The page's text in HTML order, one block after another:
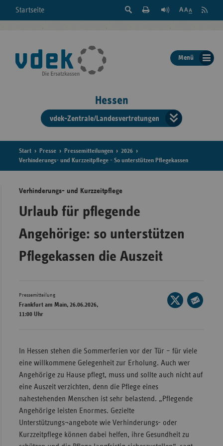
Startseite
Suche
der
Seite
Feed
Menü
Hessen
vdek-Zentrale/Landesvertretungen
der
Start Presse Pressemitteilungen
2026
Verhinderungs- und Kurzzeitpflege - So unterstützen Pflegekassen
Verhinderungs- und Kurzzeitpflege
Urlaub für pflegende
Angehörige: so unterstützen
Pflegekassen die Auszeit
Pressemitteilung
Frankfurt am Main, 26.06.2026,
11:00 Uhr
Seite
auf
Mail
In Hessen stehen die Sommerferien vor der Tür – für viele
eine willkommene Gelegenheit zur Erholung. Auch wer
Angehörige zu Hause pflegt, muss und sollte auch nicht auf
eine Auszeit verzichten, denn die Pflege eines
nahestehenden Menschen ist sehr belastend. „Pflegende
Angehörige leisten Enormes. Gezielte
Unterstützungs¬angebote wie Verhinderungs- oder
Kurzzeitpflege können dabei helfen, ihre Gesundheit zu